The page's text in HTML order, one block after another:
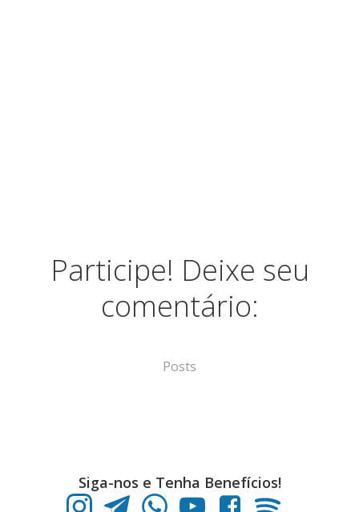
Participe! Deixe seu
comentário:
Posts
Siga-nos e Tenha Benefícios!